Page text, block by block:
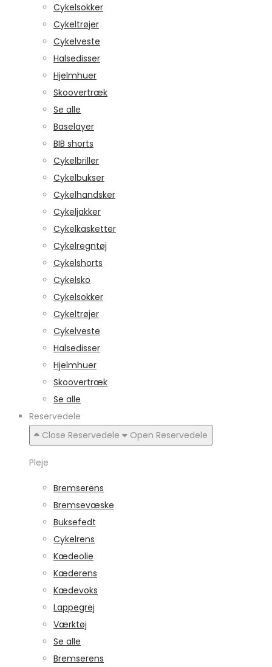
Cykelsokker
Cykeltrøjer
Cykelveste
Halsedisser
Hjelmhuer
Skoovertræk
Se alle
Baselayer
BIB shorts
Cykelbriller
Cykelbukser
Cykelhandsker
Cykeljakker
Cykelkasketter
Cykelregntøj
Cykelshorts
Cykelsko
Cykelsokker
Cykeltrøjer
Cykelveste
Halsedisser
Hjelmhuer
Skoovertræk
Se alle
Reservedele
Close Reservedele
Open Reservedele
Pleje
Bremserens
Bremsevæske
Buksefedt
Cykelrens
Kædeolie
Kæderens
Kædevoks
Lappegrej
Værktøj
Se alle
Bremserens